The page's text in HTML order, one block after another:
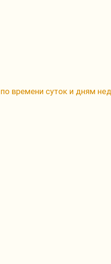
времени суток и дням